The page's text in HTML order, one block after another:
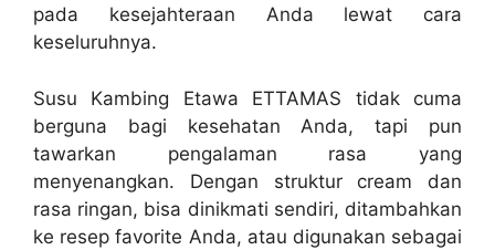
pada kesejahteraan Anda lewat cara
keseluruhnya.
Susu Kambing Etawa ETTAMAS tidak cuma
berguna bagi kesehatan Anda, tapi pun
tawarkan pengalaman rasa yang
menyenangkan. Dengan struktur cream dan
rasa ringan, bisa dinikmati sendiri, ditambahkan
ke resep favorite Anda, atau digunakan sebagai